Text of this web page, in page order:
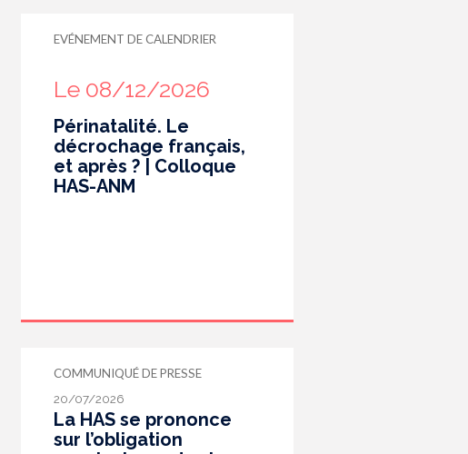
EVÉNEMENT DE CALENDRIER
Le 08/12/2026
Périnatalité. Le
décrochage français,
et après ? | Colloque
HAS-ANM
COMMUNIQUÉ DE PRESSE
20/07/2026
La HAS se prononce
sur l’obligation